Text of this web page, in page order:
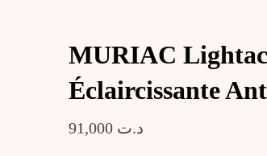
MURIAC
Éclaircissante
د.ت